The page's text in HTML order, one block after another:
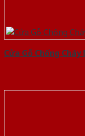
Cửa Gỗ Chống Cháy